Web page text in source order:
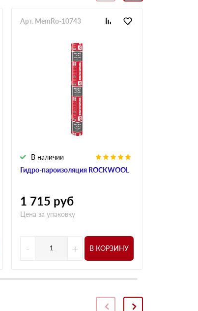
Гидро-пароизоляция ROCKWOOL
В наличии
Арт. MemRo-10743
1 715 руб
Цена за упаковку
- + В КОРЗИНУ